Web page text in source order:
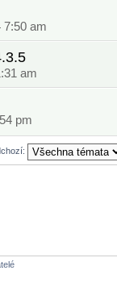
7:50 am
am
pm